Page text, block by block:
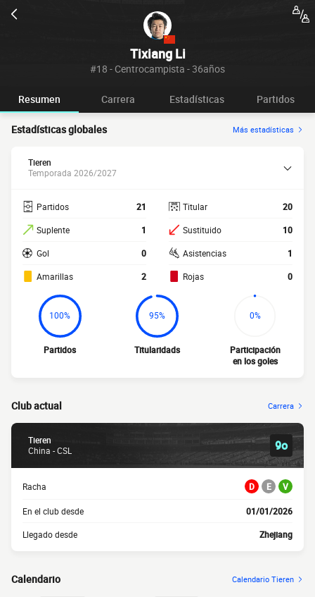
Tixiang Li
#18 - Centrocampista - 36años
Resumen Carrera Estadísticas Partidos
Estadísticas globales Más estadísticas
Tieren
Temporada 2026/2027
Partidos 21
Suplente 1
Gol 0
Amarillas 2
Titular 20
Sustituido 10
Asistencias 1
Rojas 0
100%
Partidos
95%
Titularidads
0%
Participación
en los goles
Club actual Carrera
Tieren
China - CSL
9o
Racha D E V
En el club desde 01/01/2026
Llegado desde Zhejiang
Calendario Calendario Tieren